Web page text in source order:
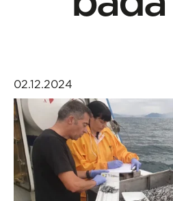
02.12.2024